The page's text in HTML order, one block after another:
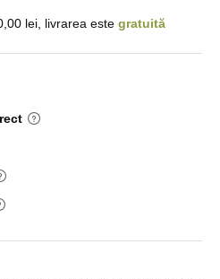
lei, livrarea este gratuită